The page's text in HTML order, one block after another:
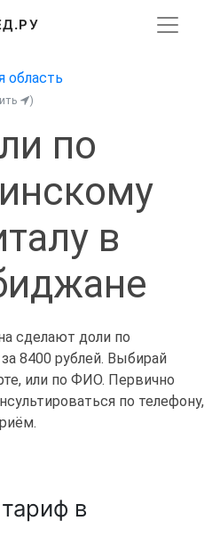
область
)
по
в
сделают доли по
8400 рублей. Выбирай
или по ФИО. Первично
по телефону,
в